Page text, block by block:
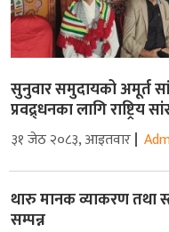
सुनुवार समुदायको अमूर्त
प्रवद्र्धनका लागि
३१ जेठ २०८३, आइतवार
थारु मानक व्याकरण तथा
सम्पन्न